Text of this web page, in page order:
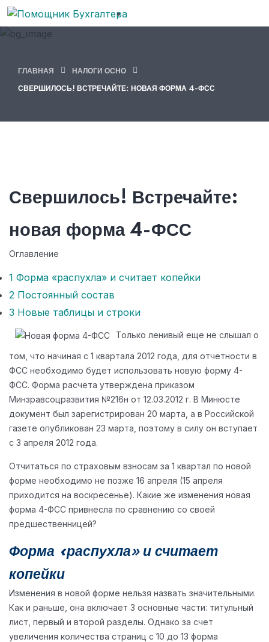
ГЛАВНАЯ НАЛОГИ ОСНО
СВЕРШИЛОСЬ! ВСТРЕЧАЙТЕ: НОВАЯ ФОРМА 4-ФСС
Свершилось! Встречайте:
новая форма 4-ФСС
Оглавление
1 Форма «распухла» и считает копейки
2 Постоянный состав
3 Новые таблицы и строки
Только ленивый еще не слышал о
том, что начиная с 1 квартала 2012 года, для отчетности в
ФСС необходимо будет использовать новую форму 4-
ФСС. Форма расчета утверждена приказом
Минзравсоцразвития №216н от 12.03.2012 г. В Минюсте
документ был зарегистрирован 20 марта, а в Российской
газете опубликован 23 марта, поэтому в силу он вступает
с 3 апреля 2012 года.
Отчитаться по страховым взносам за 1 квартал по новой
форме необходимо не позже 16 апреля (15 апреля
приходится на воскресенье). Какие же изменения новая
форма 4-ФСС привнесла по сравнению со своей
предшественницей?
Форма «распухла» и считает
копейки
Изменения в новой форме нельзя назвать значительными.
Как и раньше, она включает 3 основные части: титульный
лист, первый и второй разделы. Однако за счет
увеличения количества страниц с 10 до 13 форма